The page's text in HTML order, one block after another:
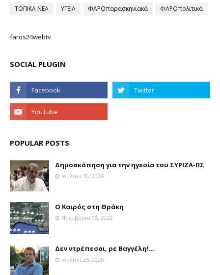
ΤΟΠΙΚΑ ΝΕΑ
ΥΓΕΙΑ ΦΑΡΟπαρασκηνιακά ΦΑΡΟπολιτικά
faros24webtv
SOCIAL PLUGIN
POPULAR POSTS
Δημοσκόπηση για την ηγεσία του ΣΥΡΙΖΑ-ΠΣ
Ιουλίου 30, 2026
Ο Καιρός στη Θράκη
Νοεμβρίου 05, 2022
Δεν ντρέπεσαι, ρε Βαγγέλη!...
Ιουλίου 25, 2026